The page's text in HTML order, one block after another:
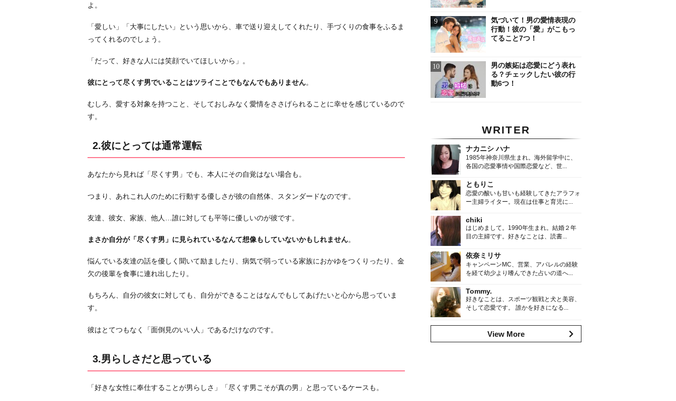
転
3.
ら
だ
っ
て
る
4.
の
嫌
い
5.
の
力
を
よ。
「愛しい」「大事にしたい」という思いから、車で送り迎えしてくれたり、手づくりの食事をふるま
ってくれるのでしょう。
「だって、好きな人には笑顔でいてほしいから」。
彼にとって尽くす男でいることはツライことでもなんでもありません。
むしろ、愛する対象を持つこと、そしておしみなく愛情をささげられることに幸せを感じているので
す。
2.彼にとっては通常運転
あなたから見れば「尽くす男」でも、本人にその自覚はない場合も。
つまり、あれこれ人のために行動する優しさが彼の自然体、スタンダードなのです。
友達、彼女、家族、他人…誰に対しても平等に優しいのが彼です。
まさか自分が「尽くす男」に見られているなんて想像もしていないかもしれません。
悩んでいる友達の話を優しく聞いて励ましたり、病気で弱っている家族におかゆをつくりったり、金
欠の後輩を食事に連れ出したり。
もちろん、自分の彼女に対しても、自分ができることはなんでもしてあげたいと心から思っていま
す。
彼はとてつもなく「面倒見のいい人」であるだけなのです。
3.男らしさだと思っている
「好きな女性に奉仕することが男らしさ」「尽くす男こそが真の男」と思っているケースも。
気づいて！男の愛情表現の
行動！彼の「愛」がこもっ
てること7つ！
男の嫉妬は恋愛にどう表れ
る？チェックしたい彼の行
動6つ！
WRITER
ナカニシ ハナ
1985年神奈川県生まれ。海外留学中に、
各国の恋愛事情や国際恋愛など、世...
ともりこ
恋愛の酸いも甘いも経験してきたアラフォ
ー主婦ライター。現在は仕事と育児に...
chiki
はじめまして。1990年生まれ。結婚２年
目の主婦です。好きなことは、読書...
依奈ミリサ
キャンペーンMC、営業、アパレルの経験
を経て幼少より嗜んできた占いの道へ...
Tommy.
好きなことは、スポーツ観戦と犬と美容、
そして恋愛です。 誰かを好きになる...
View More